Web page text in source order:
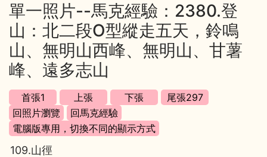
單一照片--馬克經驗：2380.登
山：北二段O型縱走五天，鈴鳴
山、無明山西峰、無明山、甘薯
峰、遠多志山
109.山徑